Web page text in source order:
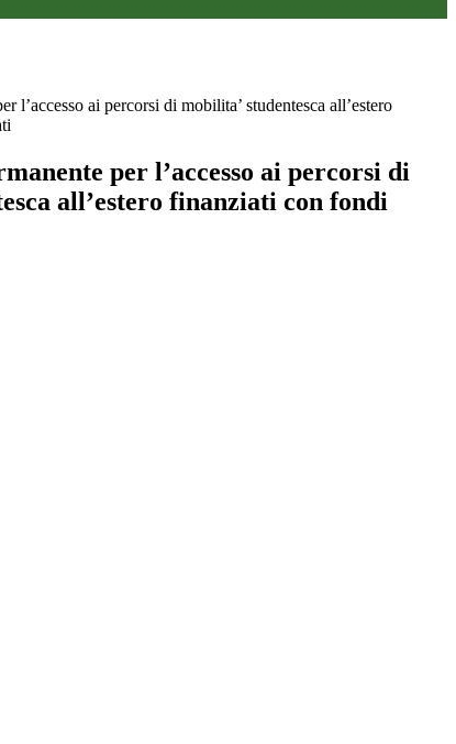
l’accesso ai percorsi di mobilita’ studentesca all’estero
per l’accesso ai percorsi di
all’estero finanziati con fondi